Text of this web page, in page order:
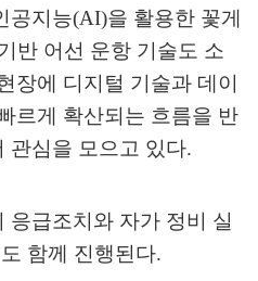
공지능(AI)을 활용한 꽃게
반 어선 운항 기술도 소
장에 디지털 기술과 데이
르게 확산되는 흐름을 반
관심을 모으고 있다.
응급조치와 자가 정비 실
함께 진행된다.